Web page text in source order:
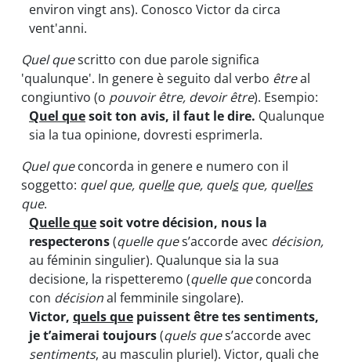
environ vingt ans). Conosco Victor da circa
vent'anni.
Quel quescritto con due parole significa
'qualunque'. In genere è seguito dal verbo êtreal
congiuntivo (o pouvoir être, devoir être). Esempio:
Quel quesoit ton avis, il faut le dire. Qualunque
sia la tua opinione, dovresti esprimerla.
Quel queconcorda in genere e numero con il
soggetto: quel que, quelleque, quelsque, quelles
que.
Quelle quesoit votre décision, nous la
respecterons(quelle ques’accorde avec décision,
au féminin singulier). Qualunque sia la sua
decisione, la rispetteremo (quelle queconcorda
con décisional femminile singolare).
Victor, quels que puissent être tes sentiments,
je t’aimerai toujours(quels ques’accorde avec
sentiments, au masculin pluriel). Victor, quali che